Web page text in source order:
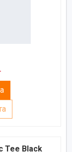
Tee Black